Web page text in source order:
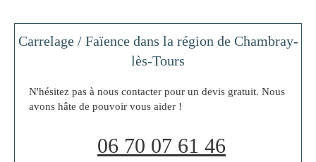
Carrelage / Faïence dans la région de Chambray-
lès-Tours
N'hésitez pas à nous contacter pour un devis gratuit. Nous
avons hâte de pouvoir vous aider !
06 70 07 61 46